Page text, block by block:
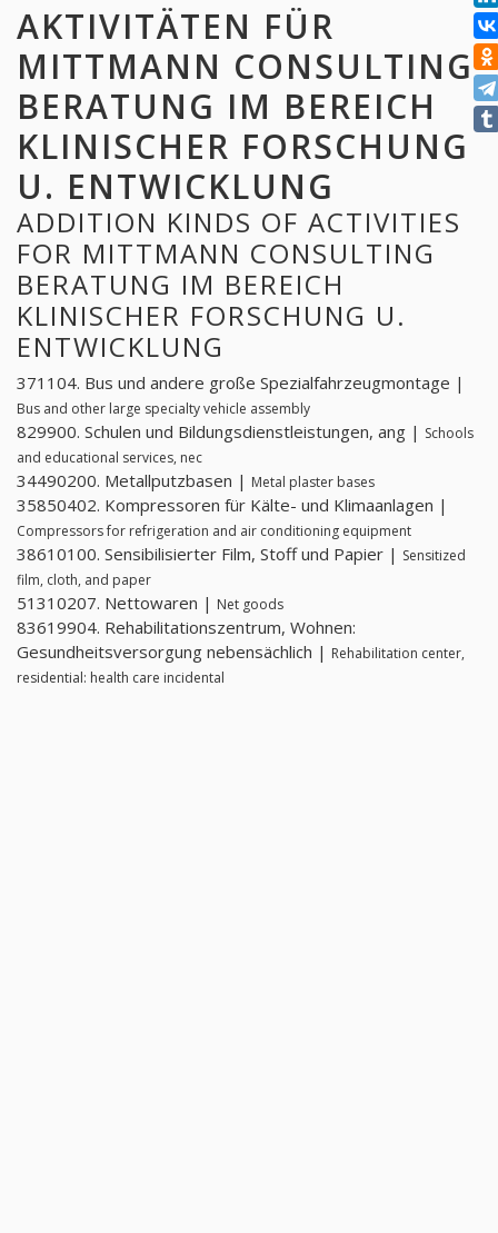
AKTIVITÄTEN FÜR
MITTMANN CONSULTING
BERATUNG IM BEREICH
KLINISCHER FORSCHUNG
U. ENTWICKLUNG
ADDITION KINDS OF ACTIVITIES
FOR MITTMANN CONSULTING
BERATUNG IM BEREICH
KLINISCHER FORSCHUNG U.
ENTWICKLUNG
371104. Bus und andere große Spezialfahrzeugmontage |
Bus and other large specialty vehicle assembly
829900. Schulen und Bildungsdienstleistungen, ang | Schools
and educational services, nec
34490200. Metallputzbasen | Metal plaster bases
35850402. Kompressoren für Kälte- und Klimaanlagen |
Compressors for refrigeration and air conditioning equipment
38610100. Sensibilisierter Film, Stoff und Papier | Sensitized
film, cloth, and paper
51310207. Nettowaren | Net goods
83619904. Rehabilitationszentrum, Wohnen:
Gesundheitsversorgung nebensächlich | Rehabilitation center,
residential: health care incidental